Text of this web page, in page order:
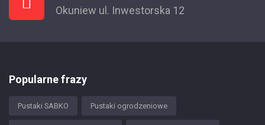
Okuniew ul. Inwestorska 12
Popularne frazy
Pustaki SABKO Pustaki ogrodzeniowe